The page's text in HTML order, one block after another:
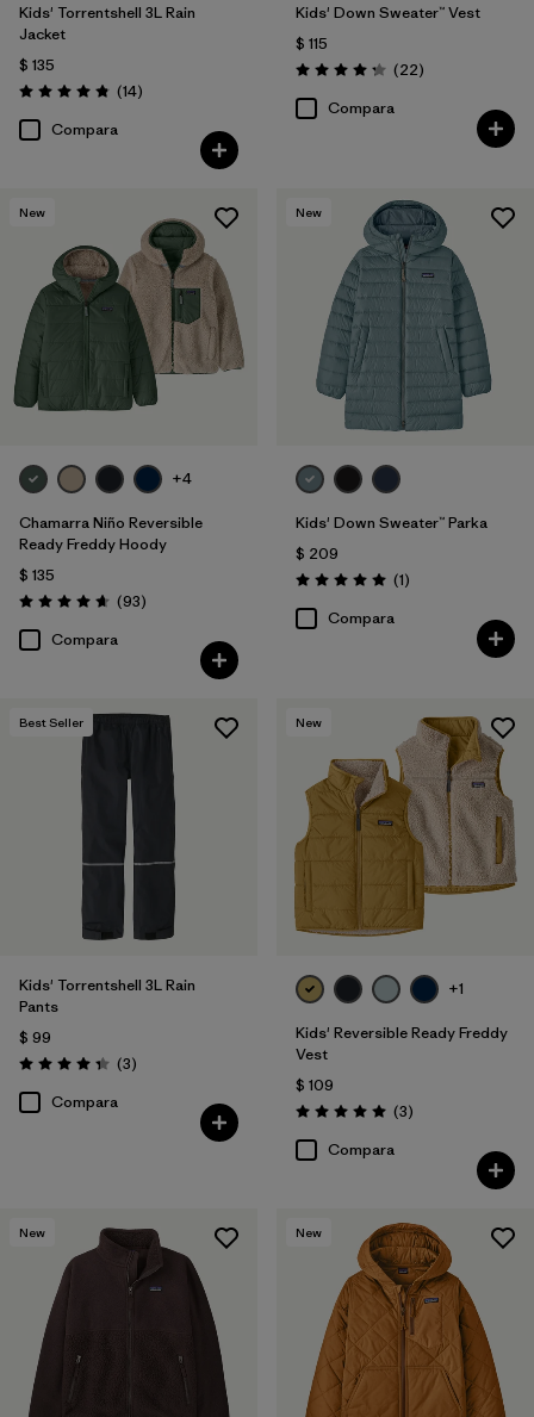
Kids' Torrentshell 3L Rain
Jacket
$ 135
Valoración: 4.9 / 5
(14Comentarios
)
Compara
Kids' Down Sweater™ Vest
$ 115
Valoración: 4.3 / 5
(22Comentarios
)
Compara
New
+4
Chamarra Niño Reversible
Ready Freddy Hoody
$ 135
Valoración: 4.7 / 5
(93Comentarios
)
Compara
New
Kids' Down Sweater™ Parka
$ 209
Valoración: 5.0 / 5
(1Comentarios
)
Compara
Best Seller
Kids' Torrentshell 3L Rain
Pants
$ 99
Valoración: 4.3 / 5
(3Comentarios
)
Compara
New
+1
Kids' Reversible Ready Freddy
Vest
$ 109
Valoración: 5.0 / 5
(3Comentarios
)
Compara
New New